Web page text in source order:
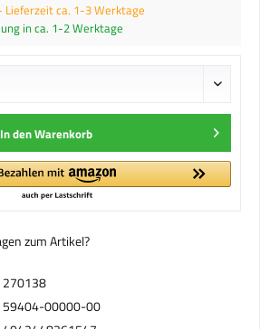
Lieferzeit ca. 1-3 Werktage
in ca. 1-2 Werktage
In denWarenkorb
zum Artikel?
270138
59404-00000-00